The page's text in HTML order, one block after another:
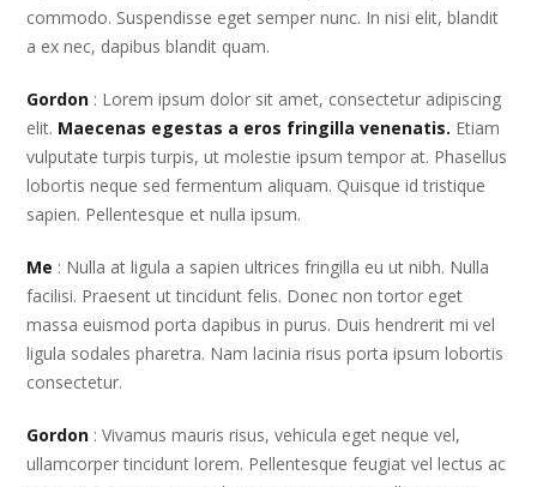
commodo. Suspendisse eget semper nunc. In nisi elit, blandit
a ex nec, dapibus blandit quam.
Gordon : Lorem ipsum dolor sit amet, consectetur adipiscing
elit. Maecenas egestas a eros fringilla venenatis. Etiam
vulputate turpis turpis, ut molestie ipsum tempor at. Phasellus
lobortis neque sed fermentum aliquam. Quisque id tristique
sapien. Pellentesque et nulla ipsum.
Me : Nulla at ligula a sapien ultrices fringilla eu ut nibh. Nulla
facilisi. Praesent ut tincidunt felis. Donec non tortor eget
massa euismod porta dapibus in purus. Duis hendrerit mi vel
ligula sodales pharetra. Nam lacinia risus porta ipsum lobortis
consectetur.
Gordon : Vivamus mauris risus, vehicula eget neque vel,
ullamcorper tincidunt lorem. Pellentesque feugiat vel lectus ac